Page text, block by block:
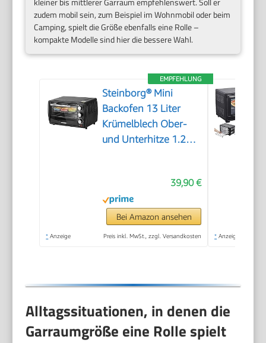
zudem mobil sein, zum Beispiel im Wohnmobil oder beim
Camping, spielt die Größe ebenfalls eine Rolle –
kompakte Modelle sind hier die bessere Wahl.
EMPFEHLUNG
Steinborg® Mini
Backofen 13 Liter
Krümelblech Ober-
und Unterhitze 1.200
Camping oder
Haushalt freistehend
stufenlose
39,90 €
Bei Amazon ansehen
* Anzeige Preis inkl. MwSt., zzgl. Versandkosten * Anzeige
Alltagssituationen, in denen die
Garraumgröße eine Rolle spielt